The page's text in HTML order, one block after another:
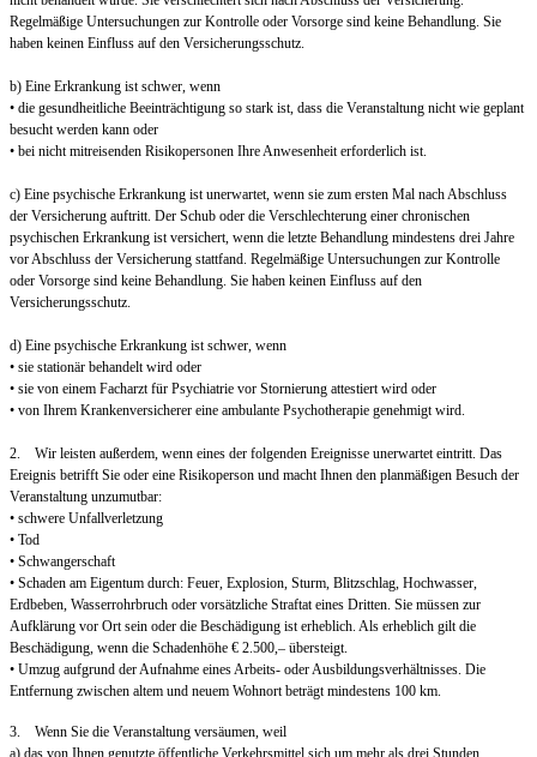
Regelmäßige Untersuchungen zur Kontrolle oder Vorsorge sind keine Behandlung. Sie
haben keinen Einfluss auf den Versicherungsschutz.
b) Eine Erkrankung ist schwer, wenn
• die gesundheitliche Beeinträchtigung so stark ist, dass die Veranstaltung nicht wie geplant
besucht werden kann oder
• bei nicht mitreisenden Risikopersonen Ihre Anwesenheit erforderlich ist.
c) Eine psychische Erkrankung ist unerwartet, wenn sie zum ersten Mal nach Abschluss
der Versicherung auftritt. Der Schub oder die Verschlechterung einer chronischen
psychischen Erkrankung ist versichert, wenn die letzte Behandlung mindestens drei Jahre
vor Abschluss der Versicherung stattfand. Regelmäßige Untersuchungen zur Kontrolle
oder Vorsorge sind keine Behandlung. Sie haben keinen Einfluss auf den
Versicherungsschutz.
d) Eine psychische Erkrankung ist schwer, wenn
• sie stationär behandelt wird oder
• sie von einem Facharzt für Psychiatrie vor Stornierung attestiert wird oder
• von Ihrem Krankenversicherer eine ambulante Psychotherapie genehmigt wird.
2. Wir leisten außerdem, wenn eines der folgenden Ereignisse unerwartet eintritt. Das
Ereignis betrifft Sie oder eine Risikoperson und macht Ihnen den planmäßigen Besuch der
Veranstaltung unzumutbar:
• schwere Unfallverletzung
• Tod
• Schwangerschaft
• Schaden am Eigentum durch: Feuer, Explosion, Sturm, Blitzschlag, Hochwasser,
Erdbeben, Wasserrohrbruch oder vorsätzliche Straftat eines Dritten. Sie müssen zur
Aufklärung vor Ort sein oder die Beschädigung ist erheblich. Als erheblich gilt die
Beschädigung, wenn die Schadenhöhe € 2.500,– übersteigt.
• Umzug aufgrund der Aufnahme eines Arbeits- oder Ausbildungsverhältnisses. Die
Entfernung zwischen altem und neuem Wohnort beträgt mindestens 100 km.
3. Wenn Sie die Veranstaltung versäumen, weil
a) das von Ihnen genutzte öffentliche Verkehrsmittel sich um mehr als drei Stunden